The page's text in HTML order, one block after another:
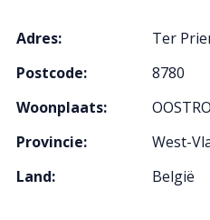
Adres:
Ter
Postcode:
8780
Woonplaats:
Provincie:
West-
Land:
België